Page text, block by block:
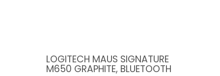
LOGITECH MAUS SIGNATURE
M650 GRAPHITE, BLUETOOTH